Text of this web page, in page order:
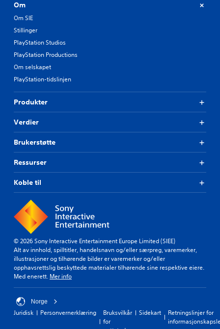
Om
Om SIE
Stillinger
PlayStation Studios
PlayStation Productions
Om selskapet
PlayStation-tidslinjen
Produkter
Verdier
Brukerstøtte
Ressurser
Koble til
© 2026 Sony Interactive Entertainment Europe Limited (SIEE)
Alt av innhold, spilltitler, handelsnavn og/eller særpreg, varemerker,
illustrasjoner og tilhørende bilder er varemerker og/eller
opphavsrettslig beskyttede materialer tilhørende sine respektive eiere.
Med enerett. Mer info
Norge
Juridisk Personvernerklæring
Bruksvilkår
for
Sidekart
Retningslinjer for